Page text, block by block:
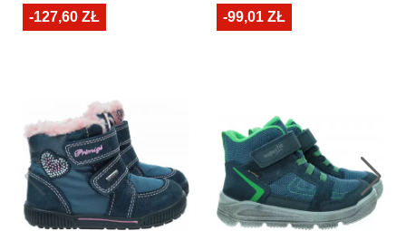
-127,60 ZŁ -99,01 ZŁ